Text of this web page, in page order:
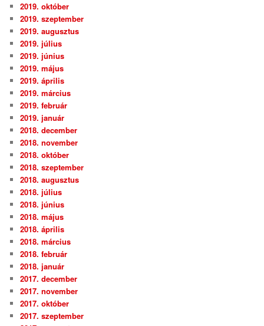
2019. október
2019. szeptember
2019. augusztus
2019. július
2019. június
2019. május
2019. április
2019. március
2019. február
2019. január
2018. december
2018. november
2018. október
2018. szeptember
2018. augusztus
2018. július
2018. június
2018. május
2018. április
2018. március
2018. február
2018. január
2017. december
2017. november
2017. október
2017. szeptember